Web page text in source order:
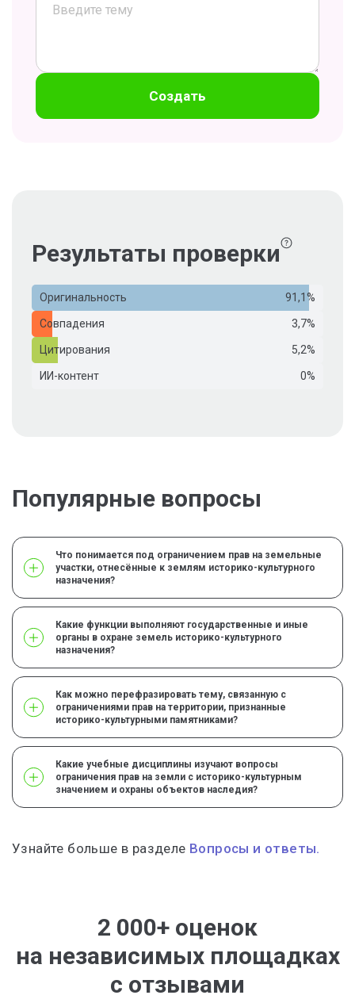
Создать
Результаты проверки
Оригинальность 91,1%
Совпадения 3,7%
Цитирования 5,2%
ИИ-контент 0%
Популярные вопросы
Что понимается под ограничением прав на земельные
участки, отнесённые к землям историко-культурного
назначения?
Какие функции выполняют государственные и иные
органы в охране земель историко-культурного
назначения?
Как можно перефразировать тему, связанную с
ограничениями прав на территории, признанные
историко-культурными памятниками?
Какие учебные дисциплины изучают вопросы
ограничения прав на земли с историко-культурным
значением и охраны объектов наследия?
Узнайте больше в разделе Вопросы и ответы.
2 000+ оценок
на независимых площадках
с отзывами